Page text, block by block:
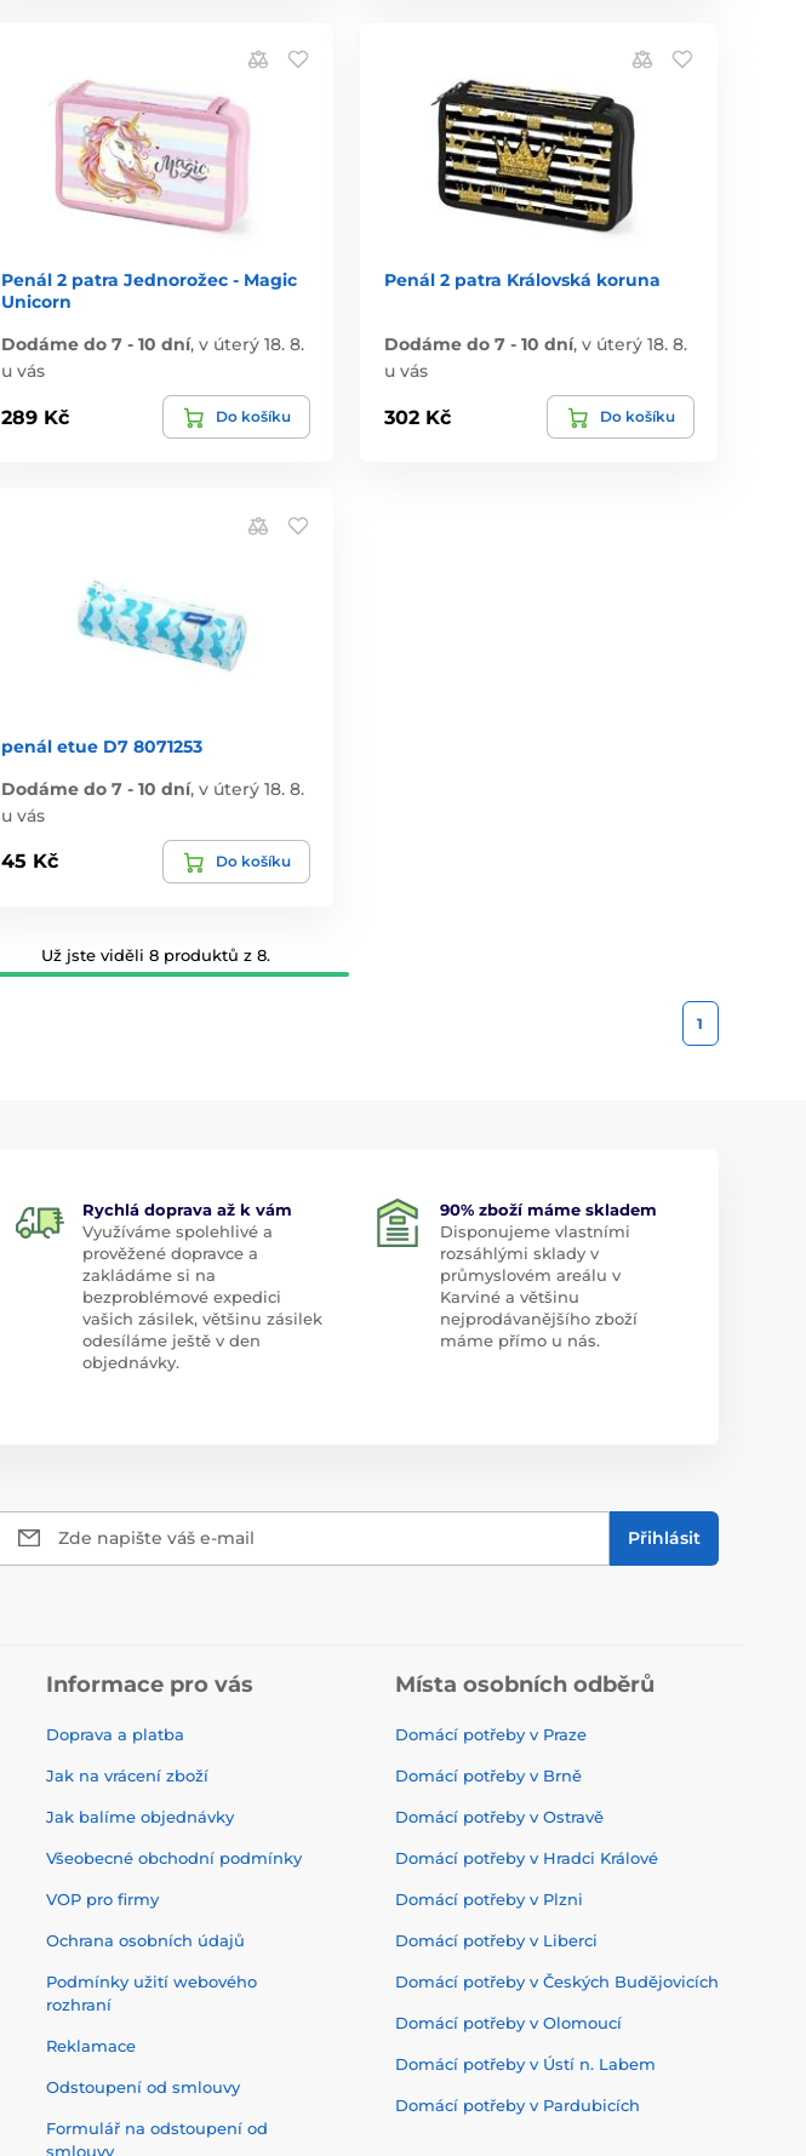
Penál 2 patra Jednorožec - Magic
Unicorn
Dodáme do 7 - 10 dní, v úterý 18. 8.
u vás
289 Kč Do košíku
Penál 2 patra Královská koruna
Dodáme do 7 - 10 dní,v úterý 18. 8.
u vás
302 Kč Do košíku
penál etue D7 8071253
Dodáme do 7 - 10 dní, v úterý 18. 8.
u vás
45 Kč Do košíku
Už jste viděli 8 produktů z 8.
1
Rychlá doprava až k vám
Využíváme spolehlivé a
prověžené dopravce a
zakládáme si na
bezproblémové expedici
vašich zásilek, většinu zásilek
odesíláme ještě v den
objednávky.
90% zboží máme skladem
Disponujeme vlastními
rozsáhlými sklady v
průmyslovém areálu v
Karviné a většinu
nejprodávanějšího zboží
máme přímo u nás.
Zde napište váš e-mail Přihlásit
Informace pro vás
Doprava a platba
Jak na vrácení zboží
Jak balíme objednávky
Všeobecné obchodní podmínky
VOP pro firmy
Ochrana osobních údajů
Podmínky užití webového
rozhraní
Reklamace
Odstoupení od smlouvy
Formulář na odstoupení od
smlouvy
Místa osobních odběrů
Domácí potřeby v Praze
Domácí potřeby v Brně
Domácí potřeby v Ostravě
Domácí potřeby v Hradci Králové
Domácí potřeby v Plzni
Domácí potřeby v Liberci
Domácí potřeby v Českých Budějovicích
Domácí potřeby v Olomoucí
Domácí potřeby v Ústí n. Labem
Domácí potřeby v Pardubicích